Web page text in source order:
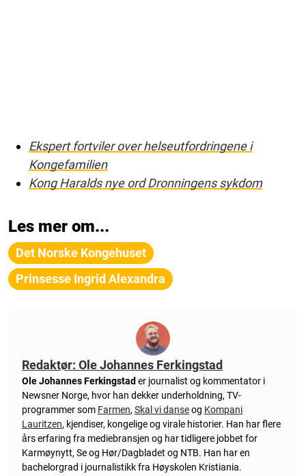
Ekspert fortviler over helseutfordringene i
Kongefamilien
Kong Haralds nye ord Dronningens sykdom
Les mer om...
Det Norske Kongehuset
Prinsesse Ingrid Alexandra
Redaktør: Ole Johannes Ferkingstad
Ole Johannes Ferkingstad er journalist og kommentator i
Newsner Norge, hvor han dekker underholdning, TV-
programmer som Farmen, Skal vi danseog Kompani
Lauritzen, kjendiser, kongelige og virale historier. Han har flere
års erfaring fra mediebransjen og har tidligere jobbet for
Karmøynytt, Se og Hør/Dagbladet og NTB. Han har en
bachelorgrad i journalistikk fra Høyskolen Kristiania.